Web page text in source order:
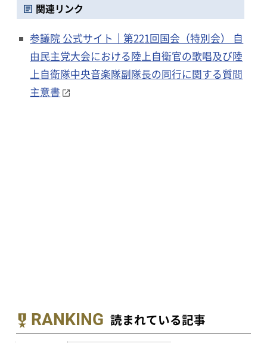
関連リンク
参議院 公式サイト｜第221回国会（特別会） 自
由民主党大会における陸上自衛官の歌唱及び陸
上自衛隊中央音楽隊副隊長の同行に関する質問
主意書
RANKING 読まれている記事